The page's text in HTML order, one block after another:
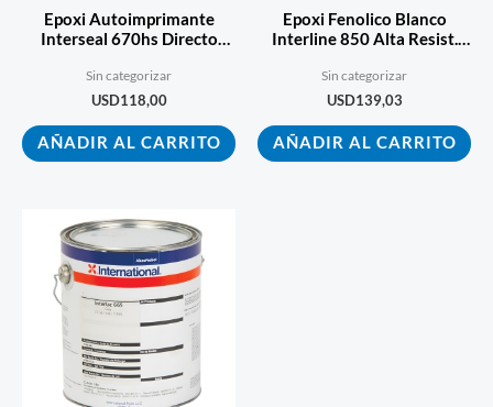
Epoxi Autoimprimante
Interseal 670hs Directo
Sin categorizar
USD118,00
AÑADIR AL CARRITO
Epoxi Fenolico Blanco
Interline 850 Alta Resist.
Sin categorizar
USD139,03
AÑADIR AL CARRITO